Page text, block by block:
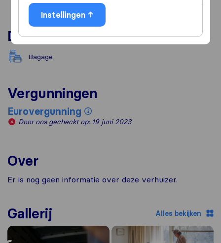
Diensten
Bagage
Vergunningen
Eurovergunning
Door ons gecheckt op: 19 juni 2023
Over
Er is nog geen informatie over deze verhuizer.
Gallerij Alles bekijken
Instellingen